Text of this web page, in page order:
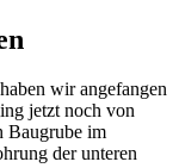
wir angefangen
jetzt noch von
Baugrube im
der unteren